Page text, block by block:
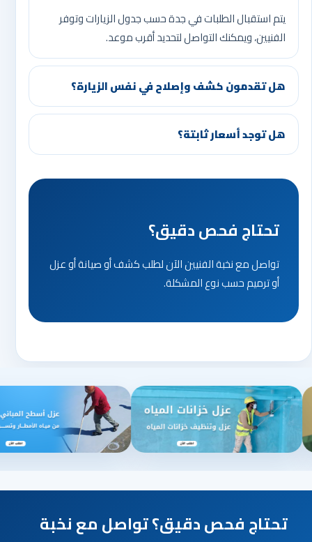
يتم استقبال الطلبات في جدة حسب جدول الزيارات وتوفر
الفنيين، ويمكنك التواصل لتحديد أقرب موعد.
هل تقدمون كشف وإصلاح في نفس الزيارة؟
هل توجد أسعار ثابتة؟
تحتاج فحص دقيق؟
تواصل مع نخبة الفنيين الآن لطلب كشف أو صيانة أو عزل
أو ترميم حسب نوع المشكلة.
تحتاج فحص دقيق؟ تواصل مع نخبة